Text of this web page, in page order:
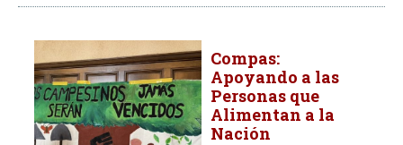
Compas:
Apoyando a las
Personas que
Alimentan a la
Nación